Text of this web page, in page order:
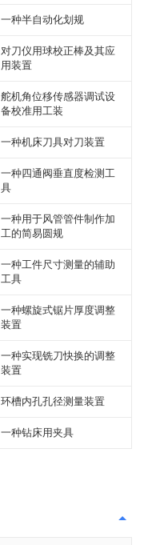
一种半自动化划规
对刀仪用球校正棒及其应
用装置
舵机角位移传感器调试设
备校准用工装
一种机床刀具对刀装置
一种四通阀垂直度检测工
具
一种用于风管管件制作加
工的简易圆规
一种工件尺寸测量的辅助
工具
一种螺旋式锯片厚度调整
装置
一种实现铣刀快换的调整
装置
环槽内孔孔径测量装置
一种钻床用夹具